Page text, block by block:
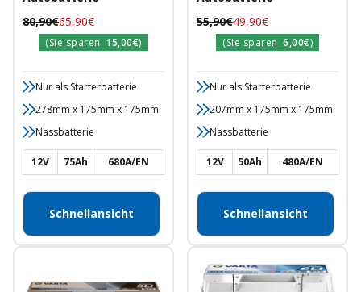
Angebotspreis
65,90€
Regulärer
Preis
80,90€
(Sie sparen 15,00€)
Nur als Starterbatterie
278mm x 175mm x 175mm
Nassbatterie
12V 75Ah 680A/EN
Schnellansicht
Angebotspreis
49,90€
Regulärer
Preis
55,90€
(Sie sparen 6,00€)
Nur als Starterbatterie
207mm x 175mm x 175mm
Nassbatterie
12V 50Ah 480A/EN
Schnellansicht